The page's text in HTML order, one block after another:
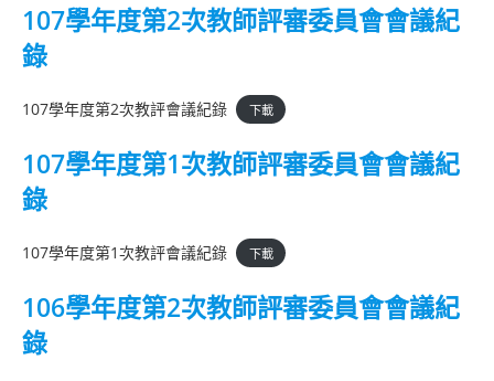
107學年度第2次教師評審委員會會議紀
錄
107學年度第2次教評會議紀錄 下載
107學年度第1次教師評審委員會會議紀
錄
107學年度第1次教評會議紀錄 下載
106學年度第2次教師評審委員會會議紀
錄